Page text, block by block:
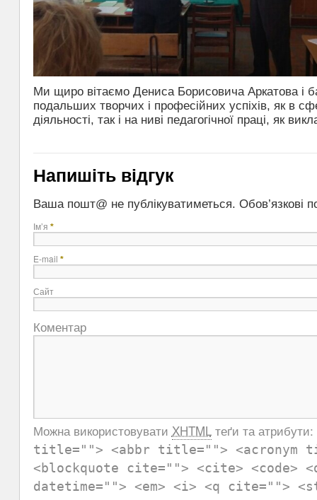
Ми щиро вітаємо Дениса Борисовича Аркатова і
подальших творчих і професійних успіхів, як в
діяльності, так і на ниві педагогічної праці, як
Напишіть відгук
Ваша пошт@ не публікуватиметься. Обов’язкові
Ім’я *
E-mail *
Сайт
Коментар
Можна використовувати XHTMLтеґи та атрибути:
title=""> <abbr title=""> <acronym
<blockquote cite=""> <cite> <code>
datetime=""> <em> <i> <q cite="">